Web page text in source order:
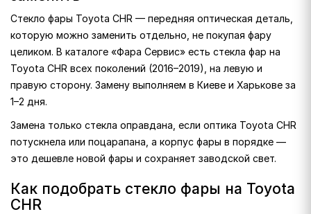
Стекло фары Toyota CHR — передняя оптическая деталь,
которую можно заменить отдельно, не покупая фару
целиком. В каталоге «Фара Сервис» есть стекла фар на
Toyota CHR всех поколений (2016–2019), на левую и
правую сторону. Замену выполняем в Киеве и Харькове за
1–2 дня.
Замена только стекла оправдана, если оптика Toyota CHR
потускнела или поцарапана, а корпус фары в порядке —
это дешевле новой фары и сохраняет заводской свет.
Как подобрать стекло фары на Toyota
CHR